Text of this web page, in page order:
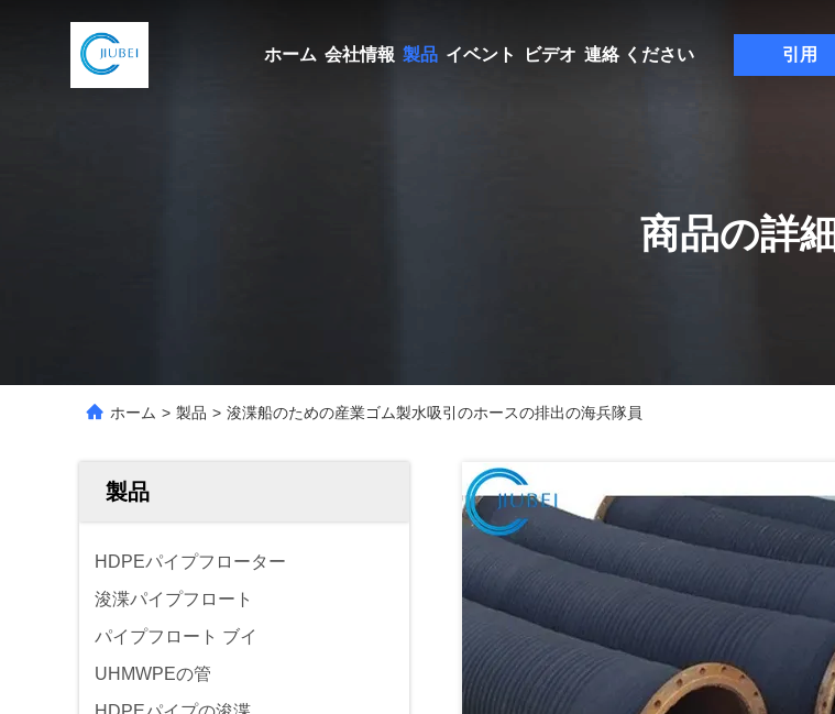
ホーム 会社情報 製品 イベント ビデオ 連絡 ください 引用
商品の詳細
ホーム > 製品 > 浚渫船のための産業ゴム製水吸引のホースの排出の海兵隊員
製品
HDPEパイプフローター
浚渫パイプフロート
パイプフロート ブイ
UHMWPEの管